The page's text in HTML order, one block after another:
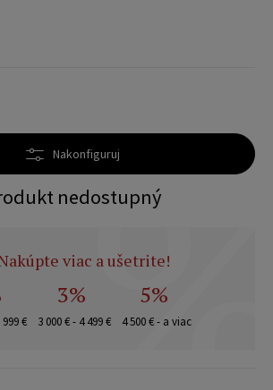
Nakonfiguruj
nedostupný
viac a ušetrite!
999 €
3%
3 000 € - 4 499 €
5%
4 500 € - a viac